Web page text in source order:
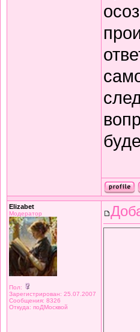
Elizabet
Модератор
Пол:
Зарегистрирован: 25.07.2007
Сообщения: 8326
Откуда: поДМосквой